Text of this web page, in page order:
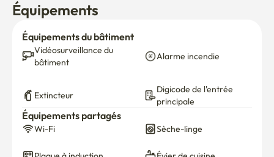
Équipements
Équipements du bâtiment
Vidéosurveillance du
bâtiment
Alarme incendie
Extincteur
Digicode de l'entrée
principale
Équipements partagés
Wi-Fi Sèche-linge